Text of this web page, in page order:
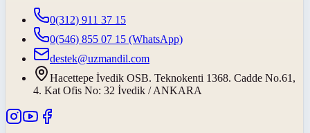
0(312) 911 37 15
0(546) 855 07 15 (WhatsApp)
destek@uzmandil.com
Hacettepe İvedik OSB. Teknokenti 1368. Cadde No.61,
4. Kat Ofis No: 32 İvedik / ANKARA